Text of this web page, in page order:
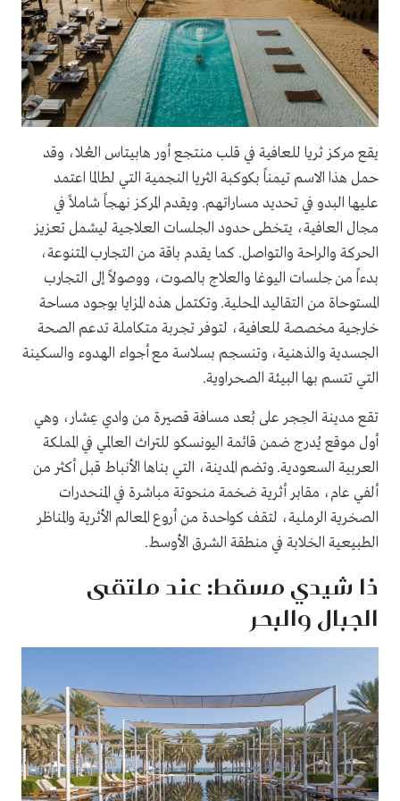
يقع مركز ثريا للعافية في قلب منتجع أور هابيتاس العُلا، وقد
حمل هذا الاسم تيمناً بكوكبة الثريا النجمية التي لطالما اعتمد
عليها البدو في تحديد مساراتهم. ويقدم المركز نهجاً شاملاً في
مجال العافية، يتخطى حدود الجلسات العلاجية ليشمل تعزيز
الحركة والراحة والتواصل. كما يقدم باقة من التجارب المتنوعة،
بدءاً من جلسات اليوغا والعلاج بالصوت، ووصولاً إلى التجارب
المستوحاة من التقاليد المحلية. وتكتمل هذه المزايا بوجود مساحة
خارجية مخصصة للعافية، لتوفر تجربة متكاملة تدعم الصحة
الجسدية والذهنية، وتنسجم بسلاسة مع أجواء الهدوء والسكينة
التي تتسم بها البيئة الصحراوية.
تقع مدينة الحِجر على بُعد مسافة قصيرة من وادي عِشار، وهي
أول موقع يُدرج ضمن قائمة اليونسكو للتراث العالمي في المملكة
العربية السعودية. وتضم المدينة، التي بناها الأنباط قبل أكثر من
ألفي عام، مقابر أثرية ضخمة منحوتة مباشرة في المنحدرات
الصخرية الرملية، لتقف كواحدة من أروع المعالم الأثرية والمناظر
الطبيعية الخلابة في منطقة الشرق الأوسط.
ذا شيدي مسقط: عند ملتقى
الجبال والبحر